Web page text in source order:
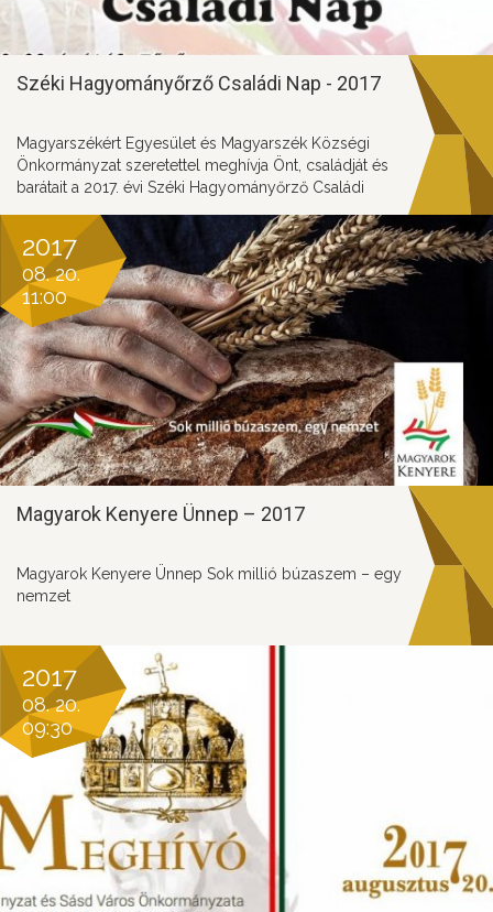
Széki Hagyományőrző Családi Nap - 2017
Magyarszékért Egyesület és Magyarszék Községi
Önkormányzat szeretettel meghívja Önt, családját és
barátait a 2017. évi Széki Hagyományőrző Családi
Magyarok Kenyere Ünnep – 2017
2017
08. 20.
11:00
Magyarok Kenyere Ünnep Sok millió búzaszem – egy
nemzet
2017
08. 20.
09:30